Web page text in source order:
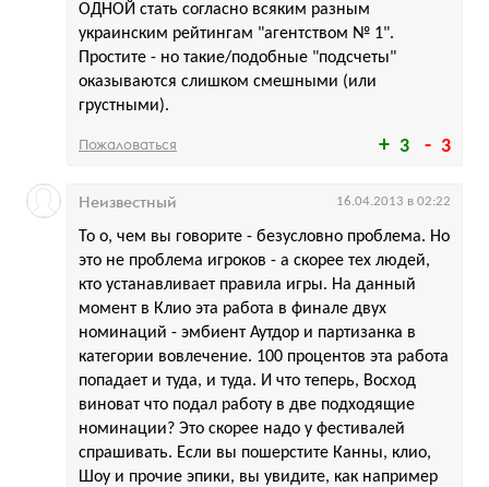
3 3
ОДНОЙ стать согласно всяким разным
украинским рейтингам "агентством № 1".
Простите - но такие/подобные "подсчеты"
оказываются слишком смешными (или
грустными).
Пожаловаться
То о, чем вы говорите - безусловно проблема. Но
это не проблема игроков - а скорее тех людей,
кто устанавливает правила игры. На данный
момент в Клио эта работа в финале двух
номинаций - эмбиент Аутдор и партизанка в
категории вовлечение. 100 процентов эта работа
попадает и туда, и туда. И что теперь, Восход
виноват что подал работу в две подходящие
номинации? Это скорее надо у фестивалей
спрашивать. Если вы пошерстите Канны, клио,
Шоу и прочие эпики, вы увидите, как например
Неизвестный 16.04.2013 в 02:22